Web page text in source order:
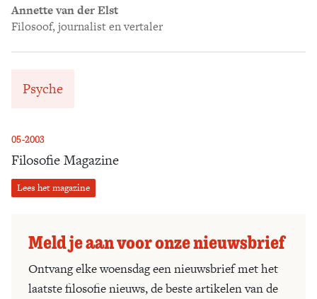
05-2003
Filosofie Magazine
Lees het magazine
Annette van der Elst
Filosoof, journalist en vertaler
Psyche
Meld je aan voor onze nieuwsbrief
Ontvang elke woensdag een nieuwsbrief met het
laatste filosofie nieuws, de beste artikelen van de